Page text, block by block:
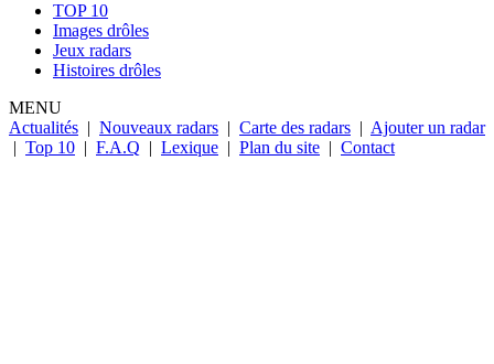
TOP 10
Images drôles
Jeux radars
Histoires drôles
MENU
Actualités | Nouveaux radars | Carte des radars | Ajouter un radar
| Top 10 | F.A.Q | Lexique | Plan du site | Contact